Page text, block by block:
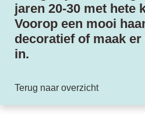
jaren 20-30 met hete
Voorop een mooi
decoratief of maak
in.
Terug naar overzicht